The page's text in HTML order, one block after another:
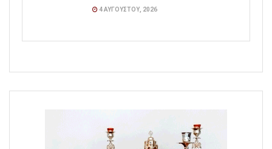
4 ΑΥΓΟΎΣΤΟΥ, 2026